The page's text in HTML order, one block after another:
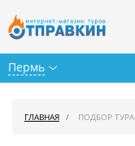
Пермь
ГЛАВНАЯ ПОДБОР ТУРА